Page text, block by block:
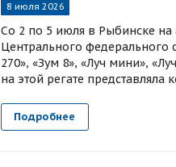
8 июля 2026
Со 2 по 5 июля в Рыбинске
Центрального федерального
270», «Зум 8», «Луч мини»,
на этой регате представляла
Подробнее